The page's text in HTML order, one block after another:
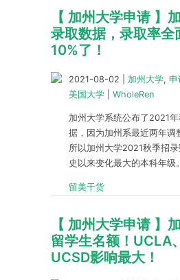
【 加州大学申请 】
录取数据，录取率全
10%了！
2021-08-02 加州大学, 申
美国大学
WholeRen
加州大学系统公布了2021
据，因为加州系最近两年调
所以加州大学2021秋季招
史以来变化最大的本科年级。
留美干货
【 加州大学申请 】
留学生名额！UCLA
UCSD影响最大！